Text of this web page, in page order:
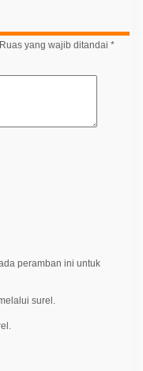
Ruas yang wajib ditandai *
peramban ini untuk
surel.